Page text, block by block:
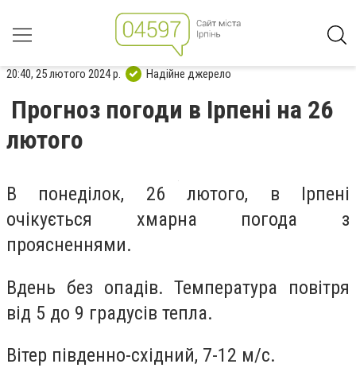
20:40, 25 лютого 2024 р. Надійне джерело
Прогноз погоди в Ірпені на 26
лютого
В понеділок, 26 лютого, в Ірпені
очікується хмарна погода з
проясненнями.
Вдень без опадів. Температура повітря
від 5 до 9 градусів тепла.
Вітер південно-східний, 7-12 м/с.